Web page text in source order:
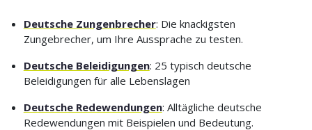
Deutsche Zungenbrecher: Die knackigsten
Zungebrecher, um Ihre Aussprache zu testen.
Deutsche Beleidigungen: 25 typisch deutsche
Beleidigungen für alle Lebenslagen
Deutsche Redewendungen: Alltägliche deutsche
Redewendungen mit Beispielen und Bedeutung.